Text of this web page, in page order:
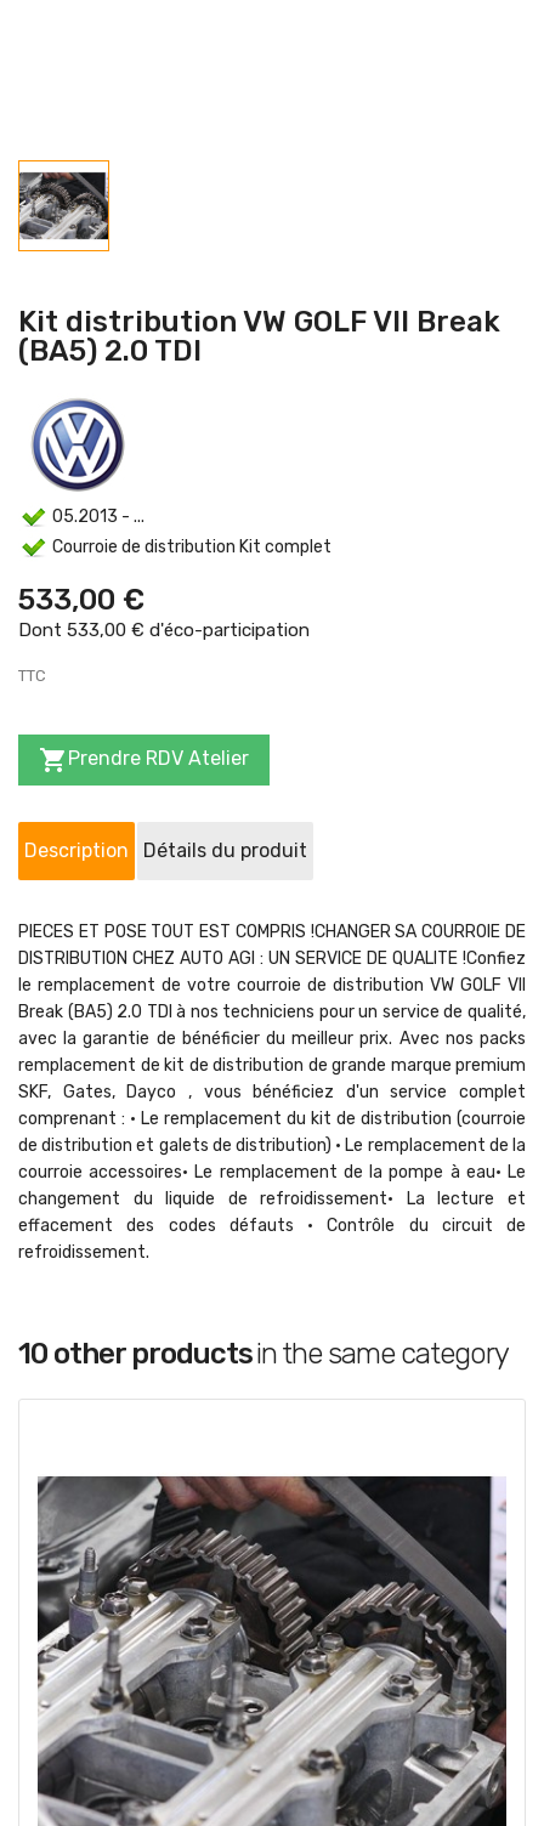
Kit distribution VW GOLF VII Break
(BA5) 2.0 TDI
05.2013 - ...
Courroie de distribution Kit complet
533,00 €
Dont 533,00 € d'éco-participation
TTC
 Prendre RDV Atelier
Description Détails du produit
PIECES ET POSE TOUT EST COMPRIS !CHANGER SA COURROIE DE
DISTRIBUTION CHEZ AUTO AGI : UN SERVICE DE QUALITE !Confiez
le remplacement de votre courroie de distribution VW GOLF VII
Break (BA5) 2.0 TDI à nos techniciens pour un service de qualité,
avec la garantie de bénéficier du meilleur prix. Avec nos packs
remplacement de kit de distribution de grande marque premium
SKF, Gates, Dayco , vous bénéficiez d'un service complet
comprenant : • Le remplacement du kit de distribution (courroie
de distribution et galets de distribution) • Le remplacement de la
courroie accessoires• Le remplacement de la pompe à eau• Le
changement du liquide de refroidissement• La lecture et
effacement des codes défauts • Contrôle du circuit de
refroidissement.
10 other productsin the same category